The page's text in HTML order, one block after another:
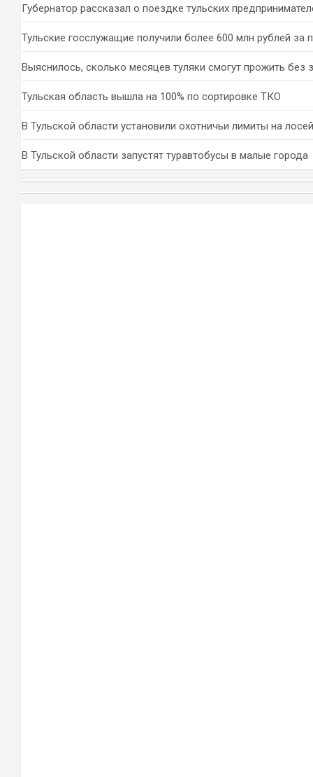
Губернатор рассказал о поездке тульских
Тульские госслужащие получили более 600 млн рублей за
Выяснилось, сколько месяцев туляки смогут прожить без
Тульская область вышла на 100% по сортировке ТКО
В Тульской области установили охотничьи лимиты на
В Тульской области запустят туравтобусы в малые города